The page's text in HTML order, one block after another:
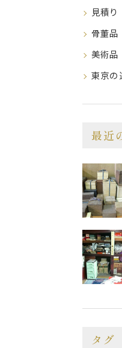
見積り
骨董品
美術品
東京の
最近
タグ